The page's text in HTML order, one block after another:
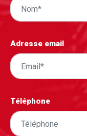
Adresse email
Téléphone